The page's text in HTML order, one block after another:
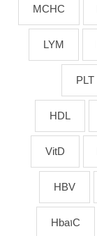
MCHC
LYM
PLT
HDL
VitD
HBV
Hba1C